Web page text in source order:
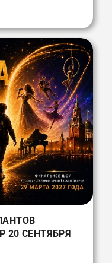
20 СЕНТЯБРЯ